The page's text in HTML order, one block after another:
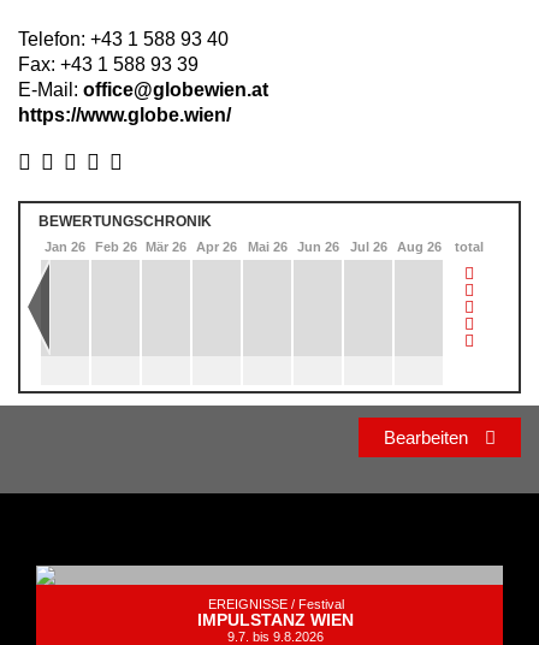
Telefon: +43 1 588 93 40
Fax: +43 1 588 93 39
E-Mail: office@globewien.at
https://www.globe.wien/
BEWERTUNGSCHRONIK
Jan 26 Feb 26 Mär 26 Apr 26 Mai 26 Jun 26 Jul 26 Aug 26 total
Bearbeiten
EREIGNISSE / Festival
IMPULSTANZ WIEN
9.7. bis 9.8.2026